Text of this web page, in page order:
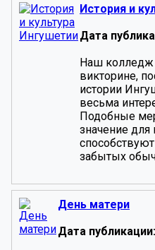
История и
Дата
Наш колледж
викторине,
истории
весьма
Подобные
значение для
забытых
День матери
Дата публикации: